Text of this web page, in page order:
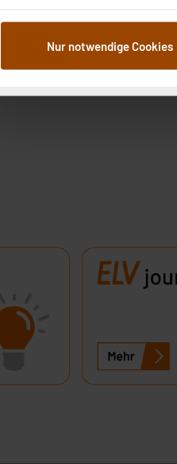
Weiterverarbeitung für die
Abs.1a DSG-VO) zu. Eine
Für die USA besteht kein
Datenschutz nach EU-
Unsere Kooperation mit
Kommission sowie einer
Daten, verbundenen Risiken.“
Nur notwendige Cookies